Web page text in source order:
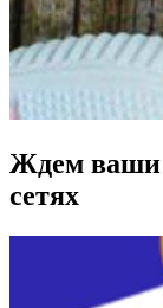
Ждем ваши
сетях